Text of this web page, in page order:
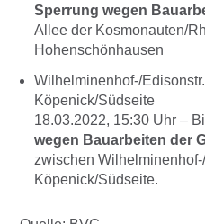
Sperrung wegen
Allee der Kosmonauten/
Hohenschönhausen
Wilhelminenhof-/
Köpenick/Südseite
18.03.2022, 15:30 Uhr –
wegen Bauarbeiten der
zwischen
Köpenick/Südseite.